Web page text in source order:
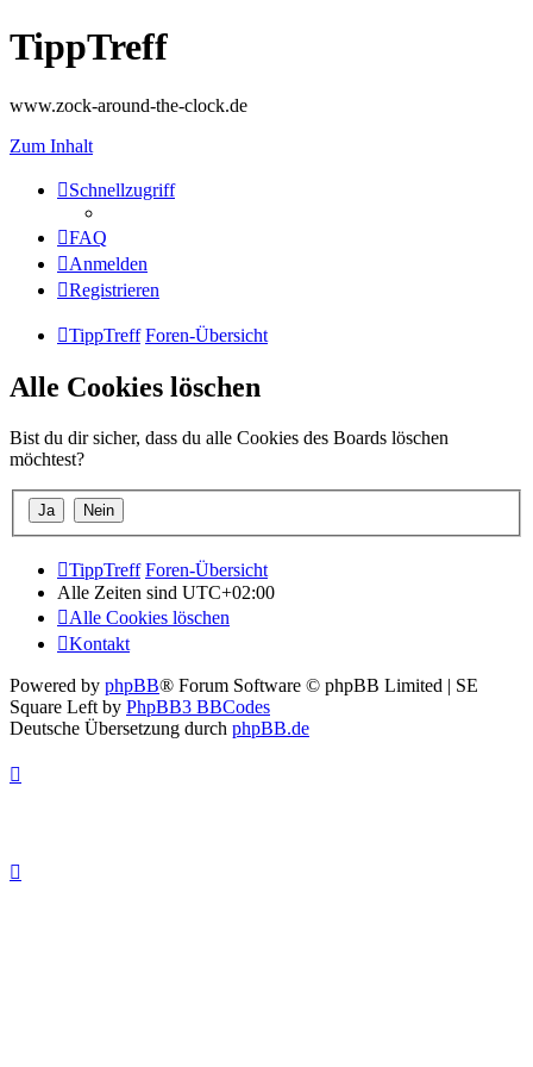
TippTreff
www.zock-around-the-clock.de
Zum Inhalt
Schnellzugriff
FAQ
Anmelden
Registrieren
TippTreff Foren-Übersicht
Alle Cookies löschen
Bist du dir sicher, dass du alle Cookies des Boards löschen
möchtest?
TippTreff Foren-Übersicht
Alle Zeiten sind UTC+02:00
Alle Cookies löschen
Kontakt
Powered by phpBB® Forum Software © phpBB Limited | SE
Square Left by PhpBB3 BBCodes
Deutsche Übersetzung durch phpBB.de